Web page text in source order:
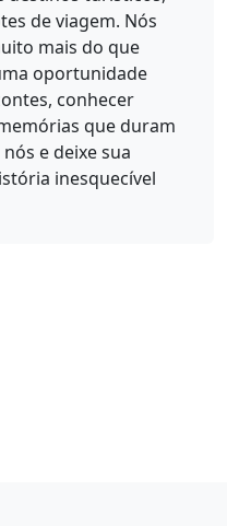
de viagem. Nós
mais do que
oportunidade
conhecer
que duram
e deixe sua
inesquecível